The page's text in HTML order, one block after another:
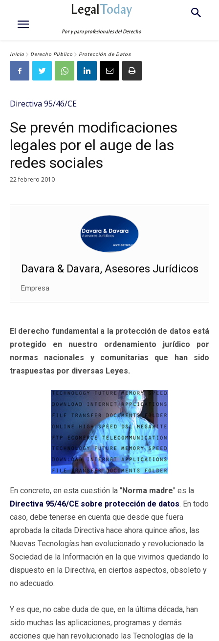
LegalToday
Por y para profesionales del Derecho
Inicio Derecho Público Protección de Datos
Directiva 95/46/CE
Se prevén modificaciones
legales por el auge de las
redes sociales
22 febrero 2010
Davara & Davara, Asesores Jurídicos
Empresa
El derecho fundamental a la protección de datos está
protegido en nuestro ordenamiento jurídico por
normas nacionales y comunitarias que han sido
traspuestas por diversas Leyes.
En concreto, en esta cuestión la "Norma madre" es la
Directiva 95/46/CE sobre protección de datos. En todo
caso, debe tenerse en cuenta que desde que fuera
aprobada la citada Directiva hace ahora quince años, las
Nuevas Tecnologías han evolucionado y revolucionado la
Sociedad de la Información en la que vivimos quedando lo
dispuesto en la Directiva, en ciertos aspectos, obsoleto y
no adecuado.
Y es que, no cabe duda de que, en la última década, han
sido muchas las aplicaciones, programas y demás
acciones que han revolucionado las Tecnologías de la